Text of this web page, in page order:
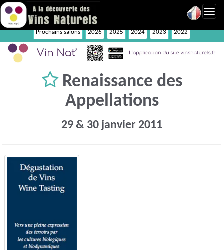
Prochains salons 2026 2025 2024 2023 2022
Renaissance des
Appellations
29 & 30 janvier 2011